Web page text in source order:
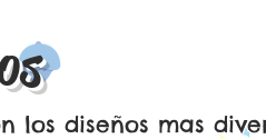
los diseños mas